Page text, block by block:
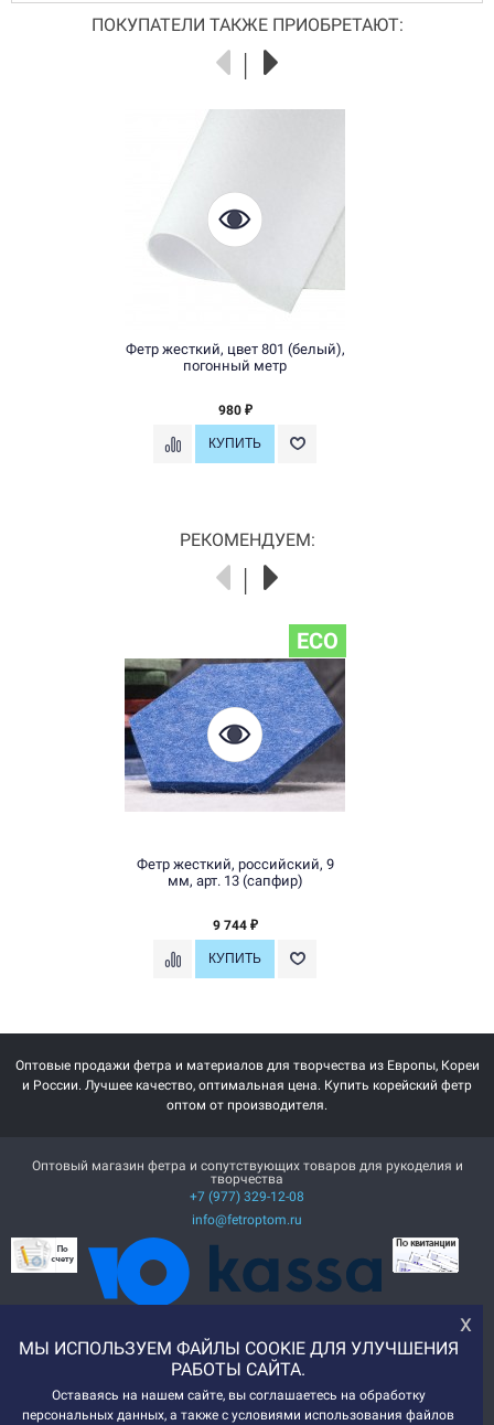
ПОКУПАТЕЛИ ТАКЖЕ ПРИОБРЕТАЮТ:
Фетр жесткий, цвет 801 (белый),
погонный метр
980 ₽
РЕКОМЕНДУЕМ:
ECO
Фетр жесткий, российский, 9
мм, арт. 13 (сапфир)
9 744 ₽
Оптовые продажи фетра и материалов для творчества из Европы, Кореи
и России. Лучшее качество, оптимальная цена. Купить корейский фетр
оптом от производителя.
Оптовый магазин фетра и сопутствующих товаров для рукоделия и
творчества
+7 (977) 329-12-08
info@fetroptom.ru
х
МЫ ИСПОЛЬЗУЕМ ФАЙЛЫ COOKIE ДЛЯ УЛУЧШЕНИЯ
РАБОТЫ САЙТА.
Оставаясь на нашем сайте, вы соглашаетесь на обработку
персональных данных, а также с условиями использования файлов